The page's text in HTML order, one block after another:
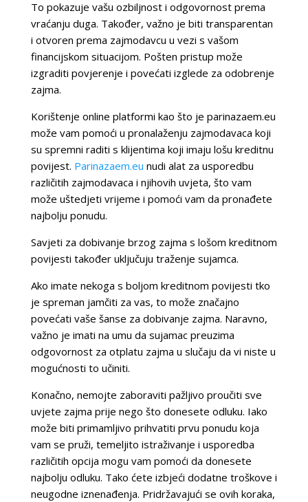
To pokazuje vašu ozbiljnost i odgovornost prema
vraćanju duga. Također, važno je biti transparentan
i otvoren prema zajmodavcu u vezi s vašom
financijskom situacijom. Pošten pristup može
izgraditi povjerenje i povećati izglede za odobrenje
zajma.
Korištenje online platformi kao što je parinazaem.eu
može vam pomoći u pronalaženju zajmodavaca koji
su spremni raditi s klijentima koji imaju lošu kreditnu
povijest. Parinazaem.eu nudi alat za usporedbu
različitih zajmodavaca i njihovih uvjeta, što vam
može uštedjeti vrijeme i pomoći vam da pronađete
najbolju ponudu.
Savjeti za dobivanje brzog zajma s lošom kreditnom
povijesti također uključuju traženje sujamca.
Ako imate nekoga s boljom kreditnom povijesti tko
je spreman jamčiti za vas, to može značajno
povećati vaše šanse za dobivanje zajma. Naravno,
važno je imati na umu da sujamac preuzima
odgovornost za otplatu zajma u slučaju da vi niste u
mogućnosti to učiniti.
Konačno, nemojte zaboraviti pažljivo proučiti sve
uvjete zajma prije nego što donesete odluku. Iako
može biti primamljivo prihvatiti prvu ponudu koja
vam se pruži, temeljito istraživanje i usporedba
različitih opcija mogu vam pomoći da donesete
najbolju odluku. Tako ćete izbjeći dodatne troškove i
neugodne iznenađenja. Pridržavajući se ovih koraka,